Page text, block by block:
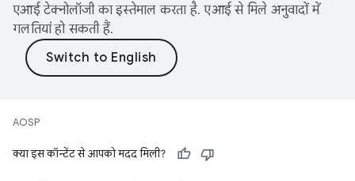
एआई टेक्नोलॉजी का इस्तेमाल करता है. एआई से मिले अनुवादों में
गलतियां हो सकती हैं.
AOSP
क्या इस कॉन्टेंट से आपको मदद मिली?